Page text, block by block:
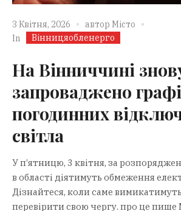
3 Квітня, 2026 автор Місто
In
Вінницяобленерго
На Вінниччині
запроваджено
погодинних
світла
У п’ятницю, 3 квітня, за
в області діятимуть обмеження
Дізнайтеся, коли саме
перевірити свою чергу. про це пише